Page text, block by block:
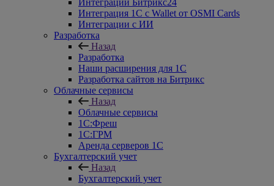
Интеграции Битрикс24
Интеграция 1С с Wallet от OSMI Cards
Интеграции с ИИ
Разработка
Назад
Разработка
Наши расширения для 1С
Разработка сайтов на Битрикс
Облачные сервисы
Назад
Облачные сервисы
1С:Фреш
1С:ГРМ
Аренда серверов 1С
Бухгалтерский учет
Назад
Бухгалтерский учет